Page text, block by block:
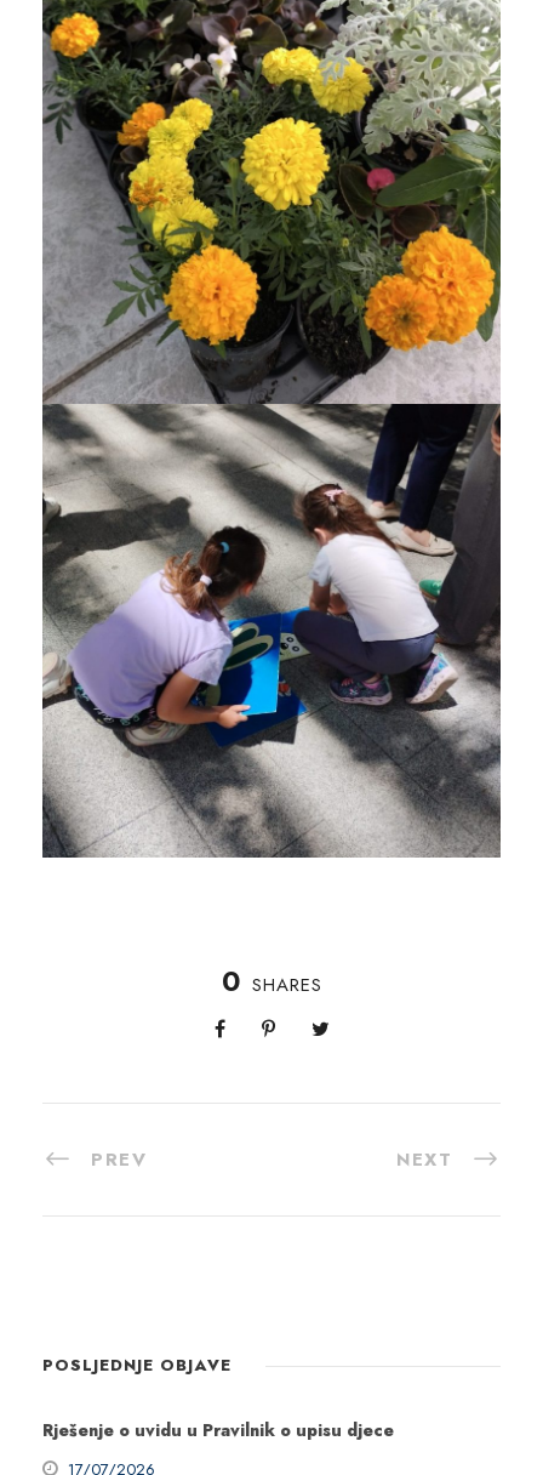
0 SHARES
PREV NEXT
POSLJEDNJE OBJAVE
Rješenje o uvidu u Pravilnik o upisu djece
17/07/2026